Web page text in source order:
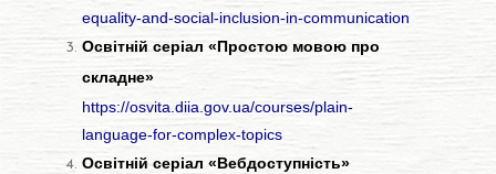
equality-and-social-inclusion-in-communication
Освітній серіал «Простою мовою про
складне»
https://osvita.diia.gov.ua/courses/plain-
language-for-complex-topics
Освітній серіал «Вебдоступність»